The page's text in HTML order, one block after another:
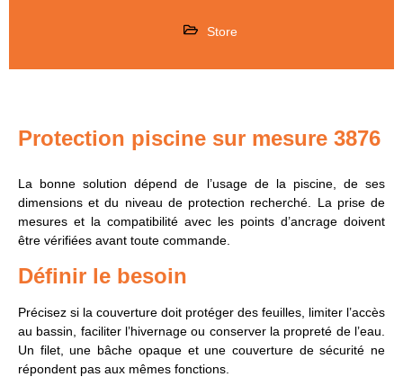
Store
Protection piscine sur mesure 3876
La bonne solution dépend de l’usage de la piscine, de ses
dimensions et du niveau de protection recherché. La prise de
mesures et la compatibilité avec les points d’ancrage doivent
être vérifiées avant toute commande.
Définir le besoin
Précisez si la couverture doit protéger des feuilles, limiter l’accès
au bassin, faciliter l’hivernage ou conserver la propreté de l’eau.
Un filet, une bâche opaque et une couverture de sécurité ne
répondent pas aux mêmes fonctions.